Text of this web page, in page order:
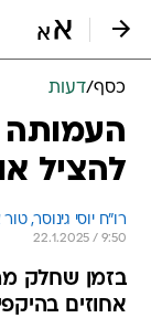
כסף/דעות
העמותה
להציל
רו"ח יוסי גינוסר,
22.1.2025 / 9:50
בזמן שחלק
אחוזים